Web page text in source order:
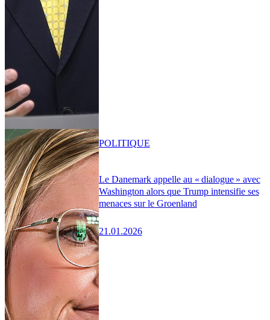
Le Danemark appelle au « dialogue » avec
Washington alors que Trump intensifie ses
menaces sur le Groenland
21.01.2026
POLITIQUE